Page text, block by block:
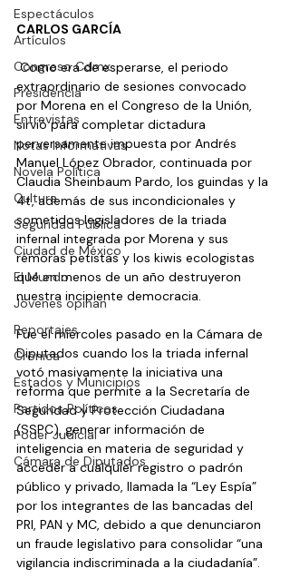
Espectáculos
Artículos
Congreso Cdmx
Presidencia
Entrevistas
Notas Informativas
Novela Política
Cultura
Seguridad Pública
Ciudad de México
El Mundo
Jóvenes opinan
Reportajes
Crónica
Estados y Municipios
Partidos Políticos
Poder Judicial
Cámara de Diputados
CARLOS GARCÍA
Como era de esperarse, el periodo
extraordinario de sesiones convocado
por Morena en el Congreso de la Unión,
sirvió para completar dictadura
perversamente impuesta por Andrés
Manuel López Obrador, continuada por
Claudia Sheinbaum Pardo, los guindas y la
4t, además de sus incondicionales y
sometidos legisladores de la triada
infernal integrada por Morena y sus
rémoras petistas y los kiwis ecologistas
que en menos de un año destruyeron
nuestra incipiente democracia.
Fue el miércoles pasado en la Cámara de
Diputados cuando los la triada infernal
votó masivamente la iniciativa una
reforma que permite a la Secretaría de
Seguridad y Protección Ciudadana
(SSPC), generar información de
inteligencia en materia de seguridad y
acceder a cualquier registro o padrón
público y privado, llamada la “Ley Espía”
por los integrantes de las bancadas del
PRI, PAN y MC, debido a que denunciaron
un fraude legislativo para consolidar “una
vigilancia indiscriminada a la ciudadanía”.